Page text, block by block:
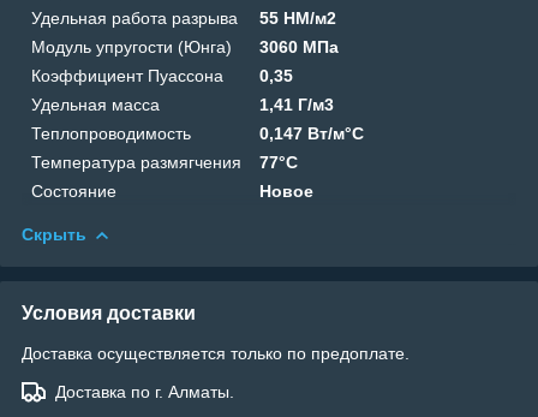
Удельная работа разрыва
55 HM/м2
Модуль упругости (Юнга)
3060 МПа
Коэффициент Пуассона
0,35
Удельная масса
1,41 Г/м3
Теплопроводимость
0,147 Вт/м°C
Температура размягчения
77°C
Состояние
Новое
Скрыть
Условия доставки
Доставка осуществляется только по предоплате.
Доставка по г. Алматы.